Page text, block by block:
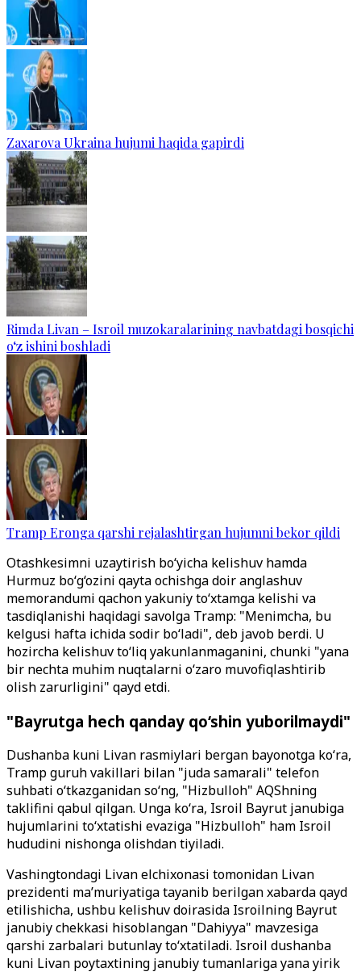
Zaxarova Ukraina hujumi haqida gapirdi
Rimda Livan – Isroil muzokaralarining navbatdagi bosqichi
o‘z ishini boshladi
Tramp Eronga qarshi rejalashtirgan hujumni bekor qildi
Otashkesimni uzaytirish bo‘yicha kelishuv hamda
Hurmuz bo‘g‘ozini qayta ochishga doir anglashuv
memorandumi qachon yakuniy to‘xtamga kelishi va
tasdiqlanishi haqidagi savolga Tramp: "Menimcha, bu
kelgusi hafta ichida sodir bo‘ladi", deb javob berdi. U
hozircha kelishuv to‘liq yakunlanmaganini, chunki "yana
bir nechta muhim nuqtalarni o‘zaro muvofiqlashtirib
olish zarurligini" qayd etdi.
"Bayrutga hech qanday qo‘shin yuborilmaydi"
Dushanba kuni Livan rasmiylari bergan bayonotga ko‘ra,
Tramp guruh vakillari bilan "juda samarali" telefon
suhbati o‘tkazganidan so‘ng, "Hizbulloh" AQShning
taklifini qabul qilgan. Unga ko‘ra, Isroil Bayrut janubiga
hujumlarini to‘xtatishi evaziga "Hizbulloh" ham Isroil
hududini nishonga olishdan tiyiladi.
Vashingtondagi Livan elchixonasi tomonidan Livan
prezidenti ma’muriyatiga tayanib berilgan xabarda qayd
etilishicha, ushbu kelishuv doirasida Isroilning Bayrut
janubiy chekkasi hisoblangan "Dahiyya" mavzesiga
qarshi zarbalari butunlay to‘xtatiladi. Isroil dushanba
kuni Livan poytaxtining janubiy tumanlariga yana yirik